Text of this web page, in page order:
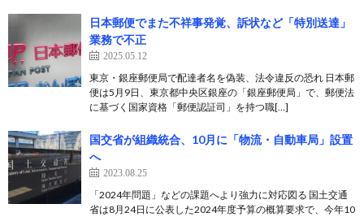
日本郵便でまた不祥事発覚、訴状など「特別送達」
業務で不正
2025.05.12
東京・銀座郵便局で配達者名を偽装、法令違反の恐れ 日本郵
便は5月9日、東京都中央区銀座の「銀座郵便局」で、郵便法
に基づく国家資格「郵便認証司」を持つ職[…]
国交省が組織統合、10月に「物流・自動車局」設置
へ
2023.08.25
「2024年問題」などの課題へより強力に対応図る 国土交通
省は8月24日に公表した2024年度予算の概算要求で、今年10